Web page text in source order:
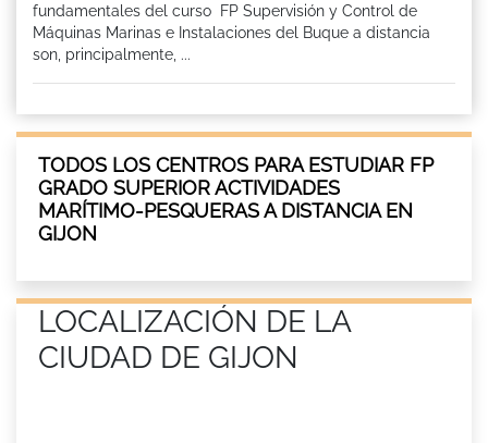
fundamentales del curso FP Supervisión y Control de
Máquinas Marinas e Instalaciones del Buque a distancia
son, principalmente, ...
TODOS LOS CENTROS PARA ESTUDIAR FP
GRADO SUPERIOR ACTIVIDADES
MARÍTIMO-PESQUERAS A DISTANCIA EN
GIJON
LOCALIZACIÓN DE LA
CIUDAD DE GIJON